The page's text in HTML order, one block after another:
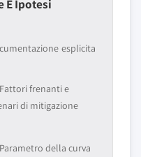
E Ipotesi
esplicita
frenanti e
di mitigazione
della curva